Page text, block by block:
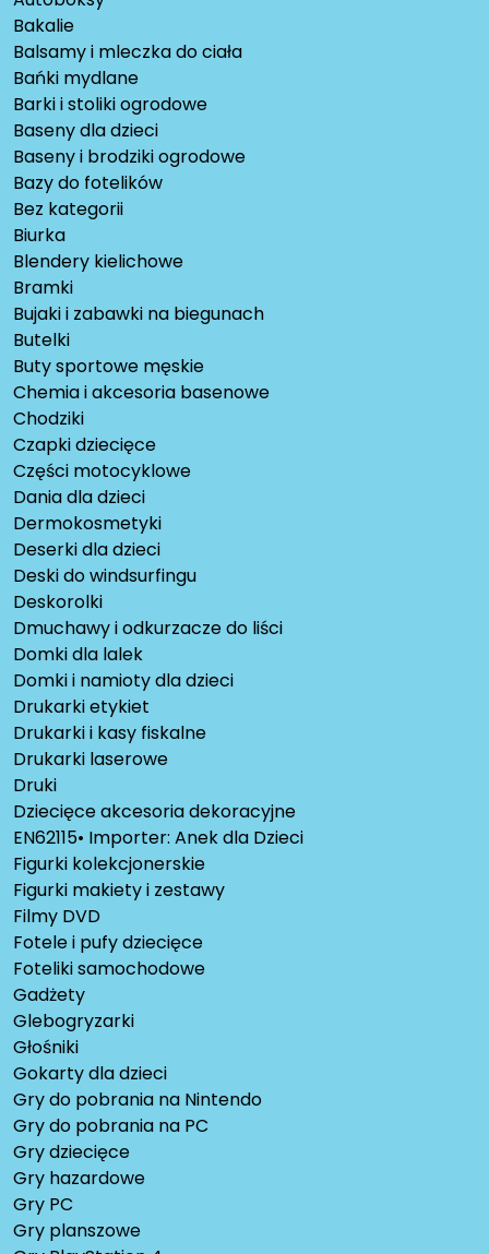
Bakalie
Balsamy i mleczka do ciała
Bańki mydlane
Barki i stoliki ogrodowe
Baseny dla dzieci
Baseny i brodziki ogrodowe
Bazy do fotelików
Bez kategorii
Biurka
Blendery kielichowe
Bramki
Bujaki i zabawki na biegunach
Butelki
Buty sportowe męskie
Chemia i akcesoria basenowe
Chodziki
Czapki dziecięce
Części motocyklowe
Dania dla dzieci
Dermokosmetyki
Deserki dla dzieci
Deski do windsurfingu
Deskorolki
Dmuchawy i odkurzacze do liści
Domki dla lalek
Domki i namioty dla dzieci
Drukarki etykiet
Drukarki i kasy fiskalne
Drukarki laserowe
Druki
Dziecięce akcesoria dekoracyjne
EN62115• Importer: Anek dla Dzieci
Figurki kolekcjonerskie
Figurki makiety i zestawy
Filmy DVD
Fotele i pufy dziecięce
Foteliki samochodowe
Gadżety
Glebogryzarki
Głośniki
Gokarty dla dzieci
Gry do pobrania na Nintendo
Gry do pobrania na PC
Gry dziecięce
Gry hazardowe
Gry PC
Gry planszowe